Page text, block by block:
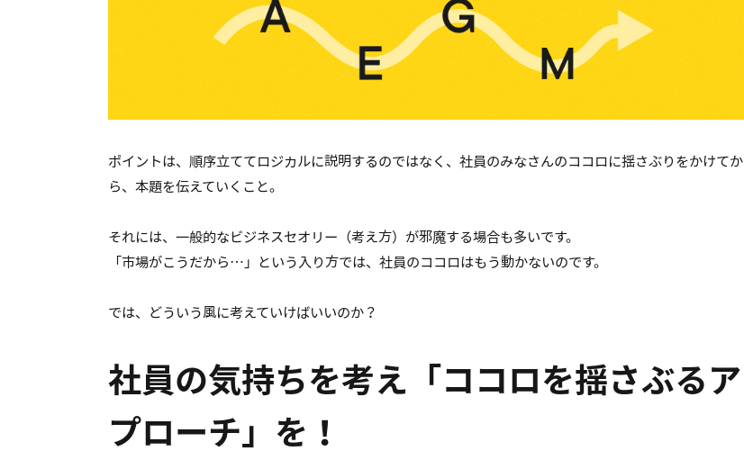
ポイントは、順序立ててロジカルに説明するのではなく、社員のみなさんのココロに揺さぶりをかけてか
ら、本題を伝えていくこと。
それには、一般的なビジネスセオリー（考え方）が邪魔する場合も多いです。
「市場がこうだから…」という入り方では、社員のココロはもう動かないのです。
では、どういう風に考えていけばいいのか？
社員の気持ちを考え「ココロを揺さぶるア
プローチ」を！